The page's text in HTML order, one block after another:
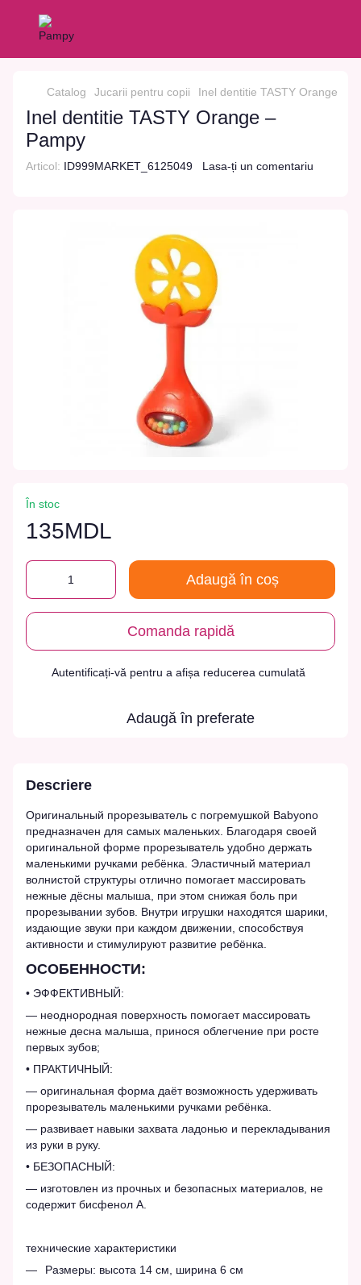
Catalog Jucarii pentru copii Inel dentitie TASTY Orange
Inel dentitie TASTY Orange –
Pampy
Articol: ID999MARKET_6125049 Lasa-ți un comentariu
În stoc
135MDL
Adaugă în coș
Comanda rapidă
Autentificați-vă pentru a afișa reducerea cumulată
Adaugă în preferate
Descriere
Оригинальный прорезыватель с погремушкой Babyono
предназначен для самых маленьких. Благодаря своей
оригинальной форме прорезыватель удобно держать
маленькими ручками ребёнка. Эластичный материал
волнистой структуры отлично помогает массировать
нежные дёсны малыша, при этом снижая боль при
прорезывании зубов. Внутри игрушки находятся шарики,
издающие звуки при каждом движении, способствуя
активности и стимулируют развитие ребёнка.
ОСОБЕННОСТИ:
• ЭФФЕКТИВНЫЙ:
— неоднородная поверхность помогает массировать
нежные десна малыша, принося облегчение при росте
первых зубов;
• ПРАКТИЧНЫЙ:
— оригинальная форма даёт возможность удерживать
прорезыватель маленькими ручками ребёнка.
— развивает навыки захвата ладонью и перекладывания
из руки в руку.
• БЕЗОПАСНЫЙ:
— изготовлен из прочных и безопасных материалов, не
содержит бисфенол А.
технические характеристики
Размеры: высота 14 см, ширина 6 см